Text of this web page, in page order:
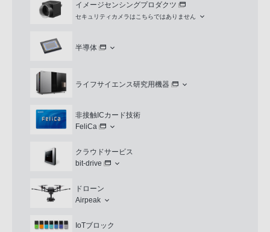
イメージセンシングプロダクツ
セキュリティカメラはこちらではありません
半導体
ライフサイエンス研究用機器
非接触ICカード技術
FeliCa
クラウドサービス
bit-drive
ドローン
Airpeak
IoTブロック